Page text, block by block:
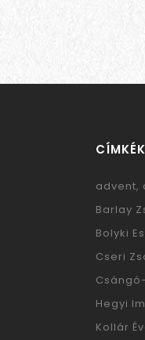
CÍMKÉK
advent
Barlay
Bolyki
Cseri
Hegyi
Kollár